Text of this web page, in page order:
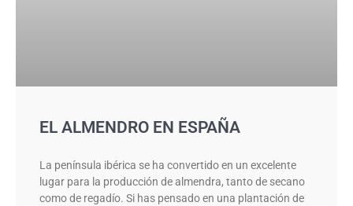
EL ALMENDRO EN ESPAÑA
La península ibérica se ha convertido en un excelente
lugar para la producción de almendra, tanto de secano
como de regadío. Si has pensado en una plantación de